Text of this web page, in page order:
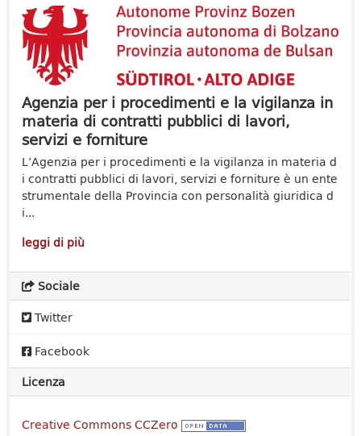
Agenzia per i procedimenti e la vigilanza in
materia di contratti pubblici di lavori,
servizi e forniture
L’Agenzia per i procedimenti e la vigilanza in materia d
i contratti pubblici di lavori, servizi e forniture è un ente
strumentale della Provincia con personalità giuridica d
i...
leggi di più
Sociale
Twitter
Facebook
Licenza
Creative Commons CCZero